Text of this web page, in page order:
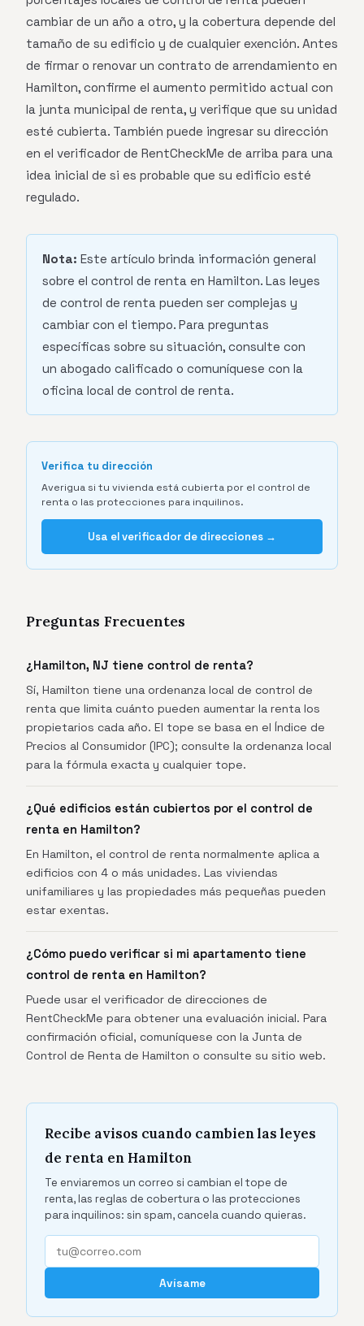
cambiar de un año a otro, y la cobertura depende del
tamaño de su edificio y de cualquier exención. Antes
de firmar o renovar un contrato de arrendamiento en
Hamilton, confirme el aumento permitido actual con
la junta municipal de renta, y verifique que su unidad
esté cubierta. También puede ingresar su dirección
en el verificador de RentCheckMe de arriba para una
idea inicial de si es probable que su edificio esté
regulado.
Nota: Este artículo brinda información general
sobre el control de renta en Hamilton. Las leyes
de control de renta pueden ser complejas y
cambiar con el tiempo. Para preguntas
específicas sobre su situación, consulte con
un abogado calificado o comuníquese con la
oficina local de control de renta.
Verifica tu dirección
Averigua si tu vivienda está cubierta por el control de
renta o las protecciones para inquilinos.
Usa el verificador de direcciones →
Preguntas Frecuentes
¿Hamilton, NJ tiene control de renta?
Sí, Hamilton tiene una ordenanza local de control de
renta que limita cuánto pueden aumentar la renta los
propietarios cada año. El tope se basa en el Índice de
Precios al Consumidor (IPC); consulte la ordenanza local
para la fórmula exacta y cualquier tope.
¿Qué edificios están cubiertos por el control de
renta en Hamilton?
En Hamilton, el control de renta normalmente aplica a
edificios con 4 o más unidades. Las viviendas
unifamiliares y las propiedades más pequeñas pueden
estar exentas.
¿Cómo puedo verificar si mi apartamento tiene
control de renta en Hamilton?
Puede usar el verificador de direcciones de
RentCheckMe para obtener una evaluación inicial. Para
confirmación oficial, comuníquese con la Junta de
Control de Renta de Hamilton o consulte su sitio web.
Recibe avisos cuando cambien las leyes
de renta en Hamilton
Te enviaremos un correo si cambian el tope de
renta, las reglas de cobertura o las protecciones
para inquilinos: sin spam, cancela cuando quieras.
Avísame